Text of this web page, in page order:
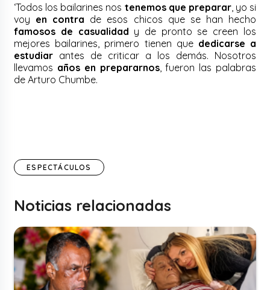
‘Todos los bailarines nos tenemos que preparar, yo si
voy en contra de esos chicos que se han hecho
famosos de casualidad y de pronto se creen los
mejores bailarines, primero tienen que dedicarse a
estudiar antes de criticar a los demás. Nosotros
llevamos años en prepararnos, fueron las palabras
de Arturo Chumbe.
ESPECTÁCULOS
Noticias relacionadas